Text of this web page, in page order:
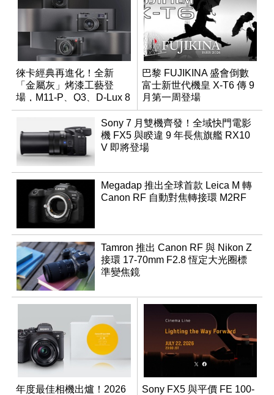
徠卡經典再進化！全新
「金屬灰」烤漆工藝登
場，M11-P、Q3、D-Lux 8
領銜換裝
巴黎 FUJIKINA 盛會倒數
富士新世代機皇 X-T6 傳 9
月第一周登場
Sony 7 月雙機齊發！全域快門電影
機 FX5 與睽違 9 年長焦旗艦 RX10
V 即將登場
Megadap 推出全球首款 Leica M 轉
Canon RF 自動對焦轉接環 M2RF
Tamron 推出 Canon RF 與 Nikon Z
接環 17-70mm F2.8 恆定大光圈標
準變焦鏡
年度最佳相機出爐！2026
Sony FX5 與平價 FE 100-